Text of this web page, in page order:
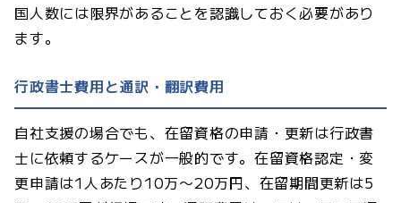
国人数には限界があることを認識しておく必要があり
ます。
行政書士費用と通訳・翻訳費用
自社支援の場合でも、在留資格の申請・更新は行政書
士に依頼するケースが一般的です。在留資格認定・変
更申請は1人あたり10万〜20万円、在留期間更新は5